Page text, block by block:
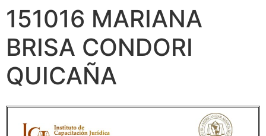
151016 MARIANA
BRISA CONDORI
QUICAÑA